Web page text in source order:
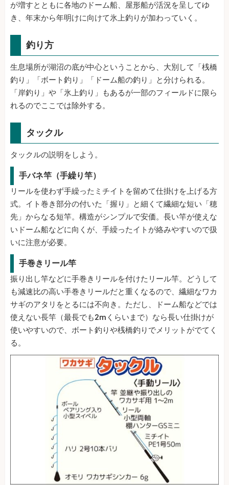
が増すとともに各地のドーム船、屋形船が活況を呈してゆ
き、年末から年明けに向けて氷上釣りが加わっていく。
釣り方
生息場所が湖沼の底が中心ということから、大別して「桟橋
釣り」「ボート釣り」「ドーム船の釣り」と分けられる。
「岸釣り」や「氷上釣り」もあるが一部のフィールドに限ら
れるのでここでは除外する。
タックル
タックルの説明をしよう。
手バネ竿（手繰り竿）
リールを使わず手繰ったミチイトを留めて仕掛けを上げる方
式。イト巻き部分の付いた「握り」と細くて繊細な短い「穂
先」からなる短竿。構造がシンプルで安価。長い竿が使えな
いドーム船などに向くが、手繰ったイトが絡みやすいので扱
いに注意が必要。
手巻きリール竿
振り出し竿などに手巻きリールを付けたリール竿。どうして
も減速比の高い手巻きリールだと重くなるので、繊細なワカ
サギのアタリをとるには不向き。ただし、ドーム船などでは
使えない長竿（最長でも2mくらいまで）なら長い仕掛けが
使いやすいので、ボート釣りや桟橋釣りでメリットがでてく
る。